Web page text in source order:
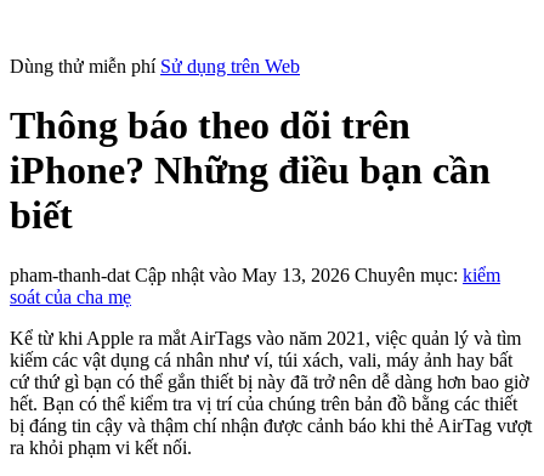
Dùng thử miễn phí Sử dụng trên Web
Thông báo theo dõi trên
iPhone? Những điều bạn cần
biết
pham-thanh-dat Cập nhật vào May 13, 2026 Chuyên mục: kiểm
soát của cha mẹ
Kể từ khi Apple ra mắt AirTags vào năm 2021, việc quản lý và tìm
kiếm các vật dụng cá nhân như ví, túi xách, vali, máy ảnh hay bất
cứ thứ gì bạn có thể gắn thiết bị này đã trở nên dễ dàng hơn bao giờ
hết. Bạn có thể kiểm tra vị trí của chúng trên bản đồ bằng các thiết
bị đáng tin cậy và thậm chí nhận được cảnh báo khi thẻ AirTag vượt
ra khỏi phạm vi kết nối.